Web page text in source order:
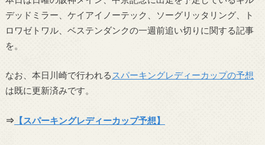
デッドミラー、ケイアイノーテック、ソーグリッタリング、ト
ロワゼトワル、ベステンダンクの一週前追い切りに関する記事
を。
なお、本日川崎で行われる スパーキングレディーカップの予想
は既に更新済みです。
⇒【スパーキングレディーカップ予想】